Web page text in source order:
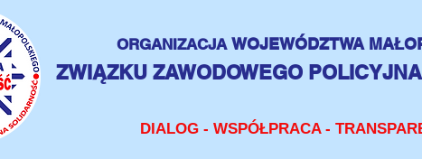
ORGANIZACJA WOJEWÓDZTWA
ZWIĄZKU ZAWODOWEGO
DIALOG - WSPÓŁPRACA -